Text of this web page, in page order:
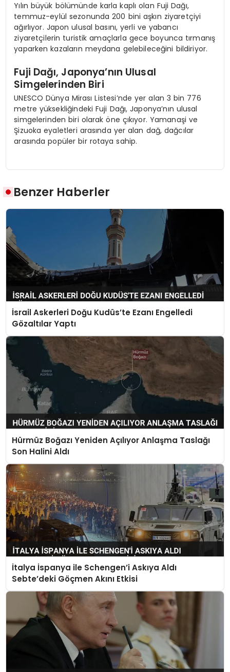
Yılın büyük bölümünde karla kaplı olan Fuji Dağı,
temmuz-eylül sezonunda 200 bini aşkın ziyaretçiyi
ağırlıyor. Japon ulusal basını, yerli ve yabancı
ziyaretçilerin turistik amaçlarla gece boyunca tırmanış
yaparken kazaların meydana gelebileceğini bildiriyor.
Fuji Dağı, Japonya’nın Ulusal
Simgelerinden Biri
UNESCO Dünya Mirası Listesi’nde yer alan 3 bin 776
metre yüksekliğindeki Fuji Dağı, Japonya’nın ulusal
simgelerinden biri olarak öne çıkıyor. Yamanaşi ve
Şizuoka eyaletleri arasında yer alan dağ, dağcılar
arasında popüler bir rotaya sahip.
Benzer Haberler
İsrail Askerleri Doğu Kudüs’te Ezanı Engelledi
Gözaltılar Yaptı
Hürmüz Boğazı Yeniden Açılıyor Anlaşma Taslağı
Son Halini Aldı
İtalya İspanya ile Schengen’i Askıya Aldı
Sebte’deki Göçmen Akını Etkisi